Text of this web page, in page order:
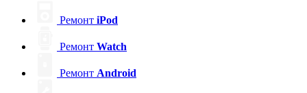
Ремонт iPod
Ремонт Watch
Ремонт Android